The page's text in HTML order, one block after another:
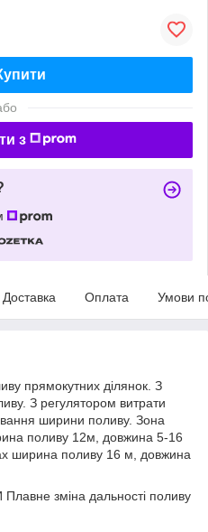
з
Доставка Оплата Умови
прямокутних ділянок. З
З регулятором витрати
ширини поливу. Зона
поливу 12м, довжина 5-16
ширина поливу 16 м, довжина
зміна дальності поливу